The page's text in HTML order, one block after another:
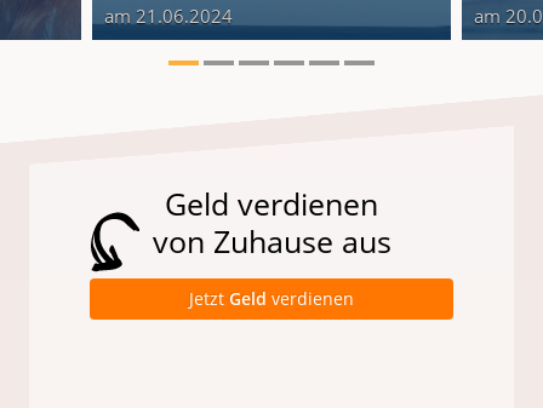
am 21.06.2024 am
Geld verdienen
von Zuhause aus
Jetzt Geld verdienen